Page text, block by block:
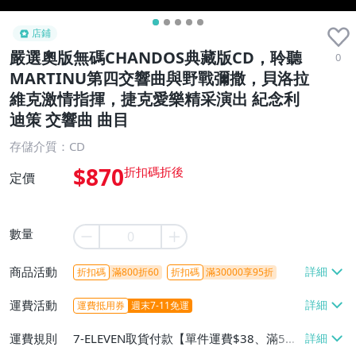
店鋪
嚴選奧版無碼CHANDOS典藏版CD，聆聽
MARTINU第四交響曲與野戰彌撒，貝洛拉
維克激情指揮，捷克愛樂精采演出 紀念利
迪策 交響曲 曲目
0
存儲介質：CD
定價 $870
數量
商品活動 折扣碼 滿800折60 折扣碼 滿30000享95折
運費活動 運費抵用券 週末7-11免運
運費規則
7-ELEVEN取貨付款【單件運費$38、滿5件